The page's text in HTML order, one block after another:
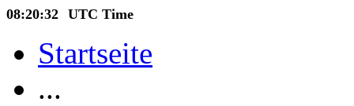
08:20:33 UTC Time
Startseite
...